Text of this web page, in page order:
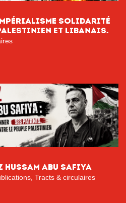
Solidarité
et libanais.
abu safiya
Tracts & circulaires